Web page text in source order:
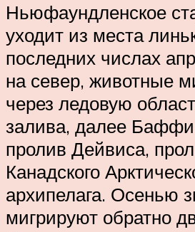
Ньюфаундленское
уходит из места
последних числах
на север, животные
через ледовую
залива, далее
пролив Дейвиса,
Канадского
архипелага. Осенью
мигрируют обратно